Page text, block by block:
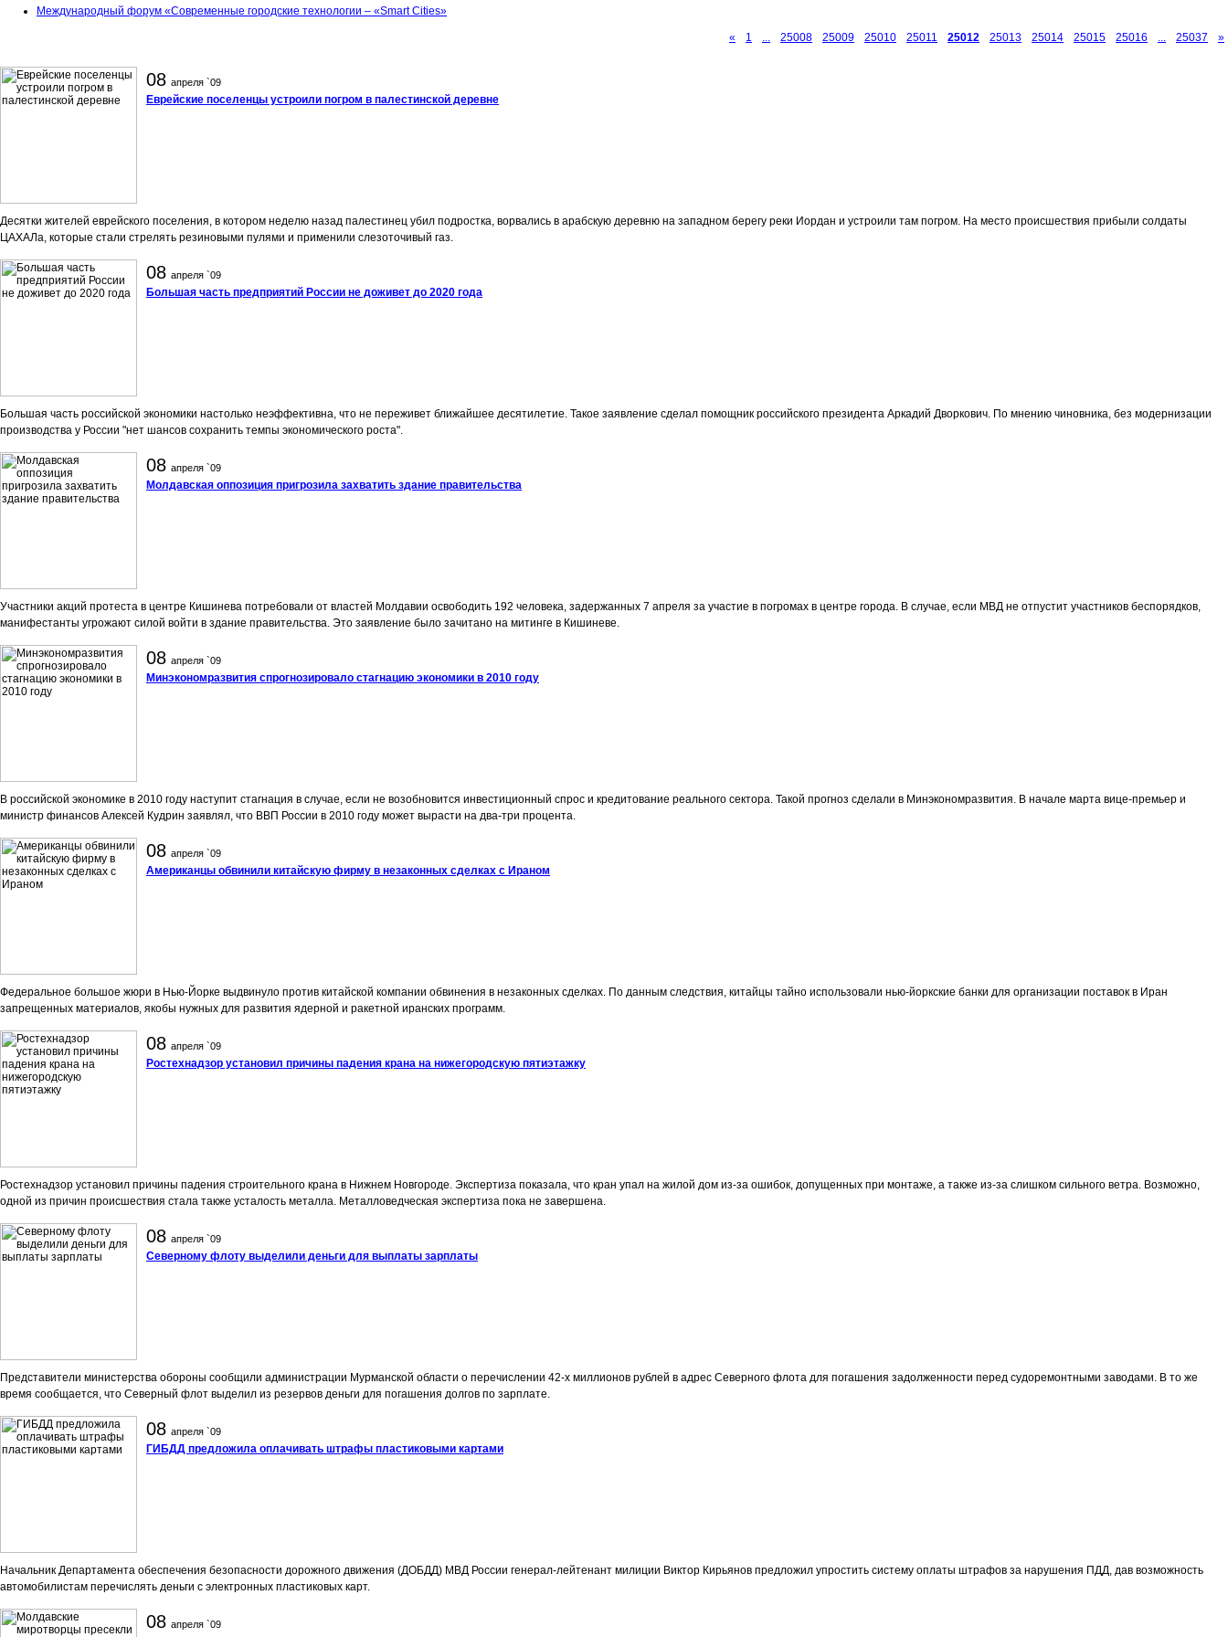
Международный форум «Современные городские технологии – «Smart Cities»
« 1 ... 25008 25009 25010 25011 25012 25013 25014 25015 25016 ... 25037 »
08 апреля `09
Еврейские поселенцы устроили погром в палестинской деревне
Десятки жителей еврейского поселения, в котором неделю назад палестинец убил подростка, ворвались в арабскую деревню на западном берегу реки Иордан и устроили там погром. На место происшествия прибыли солдаты
ЦАХАЛа, которые стали стрелять резиновыми пулями и применили слезоточивый газ.
08 апреля `09
Большая часть предприятий России не доживет до 2020 года
Большая часть российской экономики настолько неэффективна, что не переживет ближайшее десятилетие. Такое заявление сделал помощник российского президента Аркадий Дворкович. По мнению чиновника, без модернизации
производства у России "нет шансов сохранить темпы экономического роста".
08 апреля `09
Молдавская оппозиция пригрозила захватить здание правительства
Участники акций протеста в центре Кишинева потребовали от властей Молдавии освободить 192 человека, задержанных 7 апреля за участие в погромах в центре города. В случае, если МВД не отпустит участников беспорядков,
манифестанты угрожают силой войти в здание правительства. Это заявление было зачитано на митинге в Кишиневе.
08 апреля `09
Минэкономразвития спрогнозировало стагнацию экономики в 2010 году
В российской экономике в 2010 году наступит стагнация в случае, если не возобновится инвестиционный спрос и кредитование реального сектора. Такой прогноз сделали в Минэкономразвития. В начале марта вице-премьер и
министр финансов Алексей Кудрин заявлял, что ВВП России в 2010 году может вырасти на два-три процента.
08 апреля `09
Американцы обвинили китайскую фирму в незаконных сделках с Ираном
Федеральное большое жюри в Нью-Йорке выдвинуло против китайской компании обвинения в незаконных сделках. По данным следствия, китайцы тайно использовали нью-йоркские банки для организации поставок в Иран
запрещенных материалов, якобы нужных для развития ядерной и ракетной иранских программ.
08 апреля `09
Ростехнадзор установил причины падения крана на нижегородскую пятиэтажку
Ростехнадзор установил причины падения строительного крана в Нижнем Новгороде. Экспертиза показала, что кран упал на жилой дом из-за ошибок, допущенных при монтаже, а также из-за слишком сильного ветра. Возможно,
одной из причин происшествия стала также усталость металла. Металловедческая экспертиза пока не завершена.
08 апреля `09
Северному флоту выделили деньги для выплаты зарплаты
Представители министерства обороны сообщили администрации Мурманской области о перечислении 42-х миллионов рублей в адрес Северного флота для погашения задолженности перед судоремонтными заводами. В то же
время сообщается, что Северный флот выделил из резервов деньги для погашения долгов по зарплате.
08 апреля `09
ГИБДД предложила оплачивать штрафы пластиковыми картами
Начальник Департамента обеспечения безопасности дорожного движения (ДОБДД) МВД России генерал-лейтенант милиции Виктор Кирьянов предложил упростить систему оплаты штрафов за нарушения ПДД, дав возможность
автомобилистам перечислять деньги с электронных пластиковых карт.
08 апреля `09